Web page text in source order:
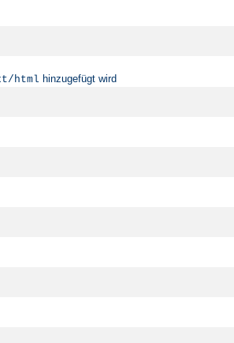
html hinzugefügt wird